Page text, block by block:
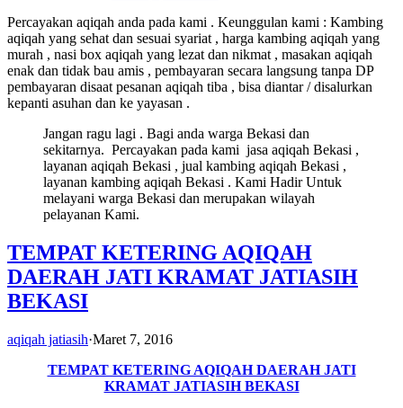
Percayakan aqiqah anda pada kami . Keunggulan kami : Kambing
aqiqah yang sehat dan sesuai syariat , harga kambing aqiqah yang
murah , nasi box aqiqah yang lezat dan nikmat , masakan aqiqah
enak dan tidak bau amis , pembayaran secara langsung tanpa DP
pembayaran disaat pesanan aqiqah tiba , bisa diantar / disalurkan
kepanti asuhan dan ke yayasan .
Jangan ragu lagi . Bagi anda warga Bekasi dan
sekitarnya. Percayakan pada kami jasa aqiqah Bekasi ,
layanan aqiqah Bekasi , jual kambing aqiqah Bekasi ,
layanan kambing aqiqah Bekasi . Kami Hadir Untuk
melayani warga Bekasi dan merupakan wilayah
pelayanan Kami.
TEMPAT KETERING AQIQAH
DAERAH JATI KRAMAT JATIASIH
BEKASI
aqiqah jatiasih·Maret 7, 2016
TEMPAT KETERING AQIQAH DAERAH JATI
KRAMAT JATIASIH BEKASI